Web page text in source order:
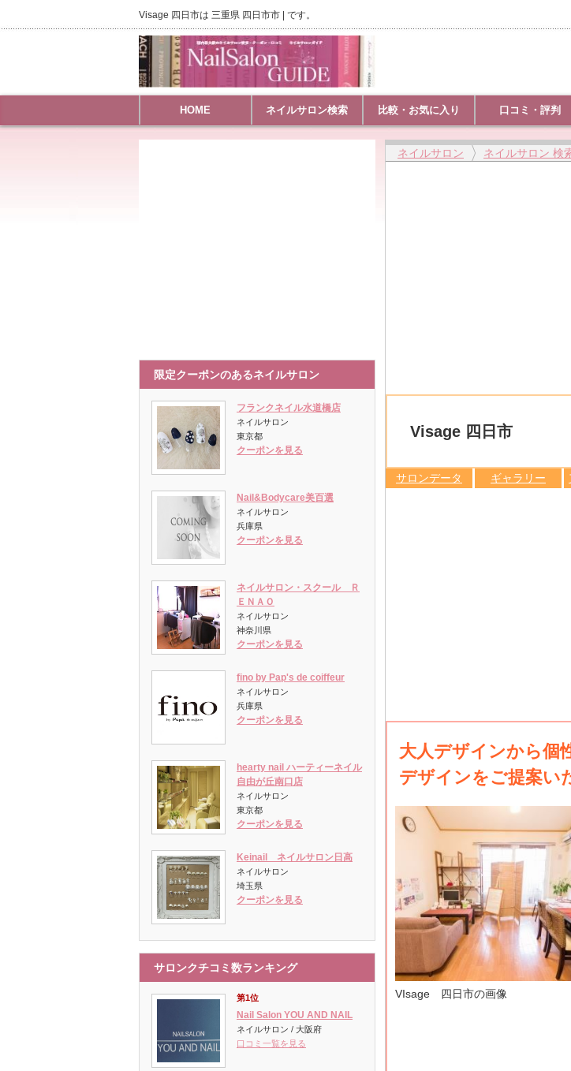
Visage 四日市は 三重県 四日市市 | です。
HOME ネイルサロン検索 比較・お気に入り 口コミ・評判
ネイルサロン ネイルサロン 検
Visage 四日市
サロンデータ ギャラリー
大人デザインから個
デザインをご提案い
VIsage 四日市の画像
限定クーポンのあるネイルサロン
フランクネイル水道橋店
ネイルサロン
東京都
クーポンを見る
Nail&Bodycare美百選
ネイルサロン
兵庫県
クーポンを見る
ネイルサロン・スクール Ｒ
ＥＮＡＯ
ネイルサロン
神奈川県
クーポンを見る
fino by Pap's de coiffeur
ネイルサロン
兵庫県
クーポンを見る
hearty nail ハーティーネイル
自由が丘南口店
ネイルサロン
東京都
クーポンを見る
Keinail ネイルサロン日高
ネイルサロン
埼玉県
クーポンを見る
サロンクチコミ数ランキング
第1位
Nail Salon YOU AND NAIL
ネイルサロン / 大阪府
口コミ一覧を見る